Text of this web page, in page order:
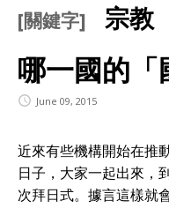
[關鍵字] 宗教
哪一國的「
June 09, 2015
近來有些機構開始在推
日子，大家一起出來，
次拜日式。據言這樣就